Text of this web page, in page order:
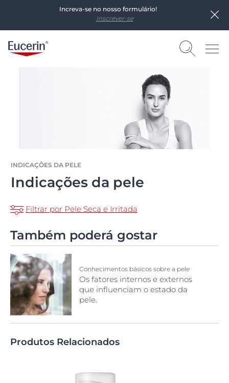
Increva-se no nosso formulário!
Inscrever-se
INDICAÇÕES DA PELE
Indicações da pele
Filtrar por Pele Seca e Irritada
Também poderá gostar
Conhecimentos básicos sobre a pele
Os fatores internos e externos
que influenciam o estado da
pele.
Produtos Relacionados